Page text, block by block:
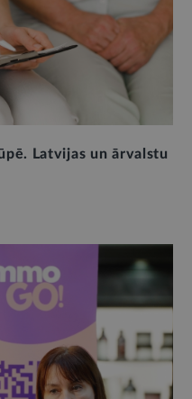
Latvijas un ārvalstu